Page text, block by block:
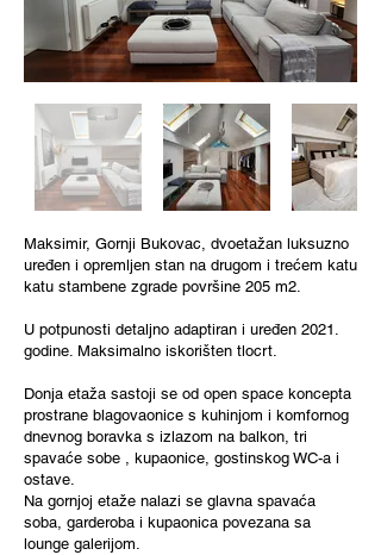
Maksimir, Gornji Bukovac, dvoetažan luksuzno
uređen i opremljen stan na drugom i trećem katu
katu stambene zgrade površine 205 m2.
U potpunosti detaljno adaptiran i uređen 2021.
godine. Maksimalno iskorišten tlocrt.
Donja etaža sastoji se od open space koncepta
prostrane blagovaonice s kuhinjom i komfornog
dnevnog boravka s izlazom na balkon, tri
spavaće sobe , kupaonice, gostinskog WC-a i
ostave.
Na gornjoj etaže nalazi se glavna spavaća
soba, garderoba i kupaonica povezana sa
lounge galerijom.